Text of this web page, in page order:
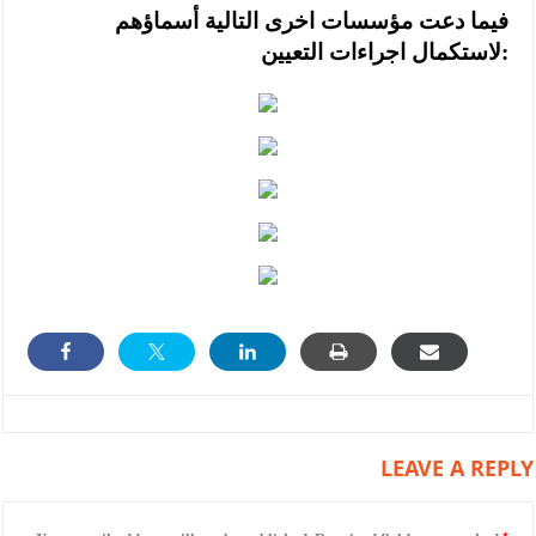
فيما دعت مؤسسات اخرى التالية أسماؤهم
لاستكمال اجراءات التعيين:
LEAVE A REPLY